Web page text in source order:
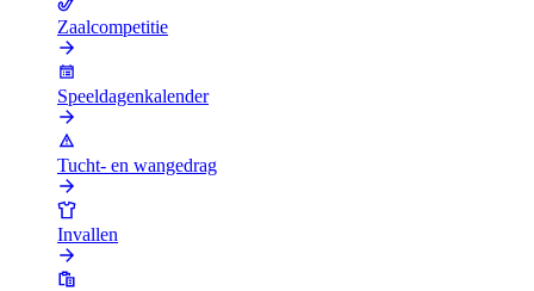
Zaalcompetitie
Speeldagenkalender
Tucht- en wangedrag
Invallen